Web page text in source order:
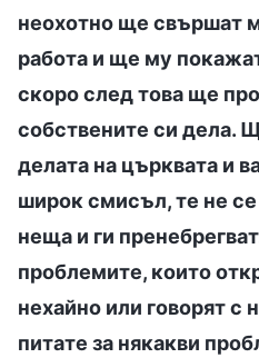
неохотно ще свършат
работа и ще му
скоро след това ще
собствените си дела.
делата на църквата и
широк смисъл, те не се
неща и ги
проблемите, които
нехайно или говорят с
питате за някакви